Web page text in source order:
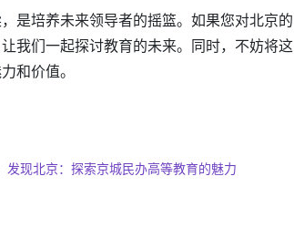
是培养未来领导者的摇篮。如果您对北京的
我们一起探讨教育的未来。同时，不妨将这
和价值。
发现北京：探索京城民办高等教育的魅力